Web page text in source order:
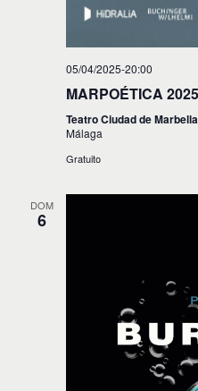
05/04/2025-20:00
MARPOÉTICA
Teatro Ciudad de Marbella
Málaga
Gratuito
DOM
6